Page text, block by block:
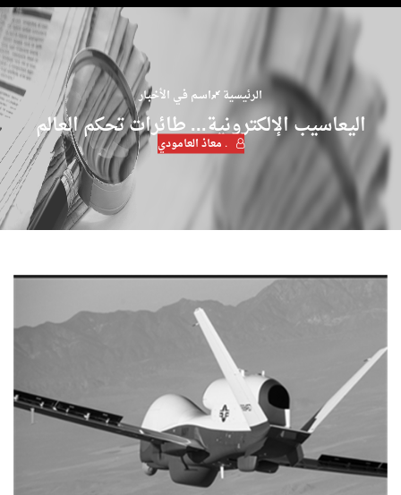
navigation
الرئيسية اسـم فـي الأخبـار
اليعاسيب الإلكترونية... طائرات تحكم العالم
. معاذ العامودي